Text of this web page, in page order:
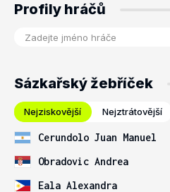
Profily hráčů
Sázkařský žebříček
Nejziskovější Nejztrátovější
Cerundolo Juan Manuel
Obradovic Andrea
Eala Alexandra